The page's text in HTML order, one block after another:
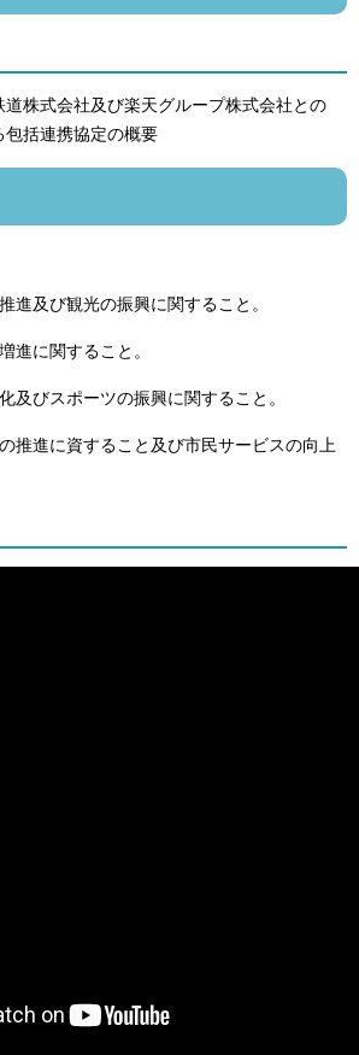
道株式会社及び楽天グループ株式会社との
括連携協定の概要
進及び観光の振興に関すること。
進に関すること。
及びスポーツの振興に関すること。
推進に資すること及び市民サービスの向上